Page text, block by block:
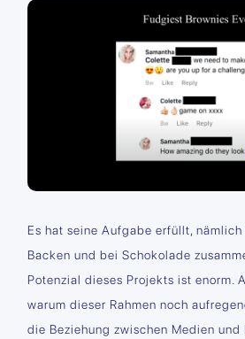
Es hat seine Aufgabe erfüllt,
Backen und bei Schokolade
Potenzial dieses Projekts ist enorm.
warum dieser Rahmen noch
die Beziehung zwischen Medien und